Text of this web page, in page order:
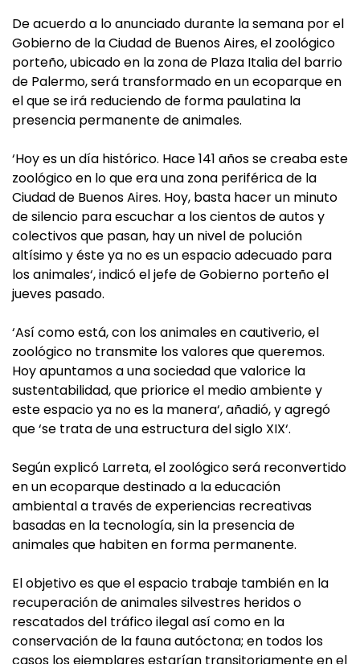
De acuerdo a lo anunciado durante la semana por el
Gobierno de la Ciudad de Buenos Aires, el zoológico
porteño, ubicado en la zona de Plaza Italia del barrio
de Palermo, será transformado en un ecoparque en
el que se irá reduciendo de forma paulatina la
presencia permanente de animales.
‘Hoy es un día histórico. Hace 141 años se creaba este
zoológico en lo que era una zona periférica de la
Ciudad de Buenos Aires. Hoy, basta hacer un minuto
de silencio para escuchar a los cientos de autos y
colectivos que pasan, hay un nivel de polución
altísimo y éste ya no es un espacio adecuado para
los animales‘, indicó el jefe de Gobierno porteño el
jueves pasado.
‘Así como está, con los animales en cautiverio, el
zoológico no transmite los valores que queremos.
Hoy apuntamos a una sociedad que valorice la
sustentabilidad, que priorice el medio ambiente y
este espacio ya no es la manera‘, añadió, y agregó
que ‘se trata de una estructura del siglo XIX‘.
Según explicó Larreta, el zoológico será reconvertido
en un ecoparque destinado a la educación
ambiental a través de experiencias recreativas
basadas en la tecnología, sin la presencia de
animales que habiten en forma permanente.
El objetivo es que el espacio trabaje también en la
recuperación de animales silvestres heridos o
rescatados del tráfico ilegal así como en la
conservación de la fauna autóctona; en todos los